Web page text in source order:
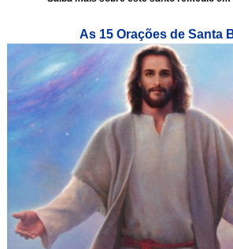
As 15 Orações de Santa